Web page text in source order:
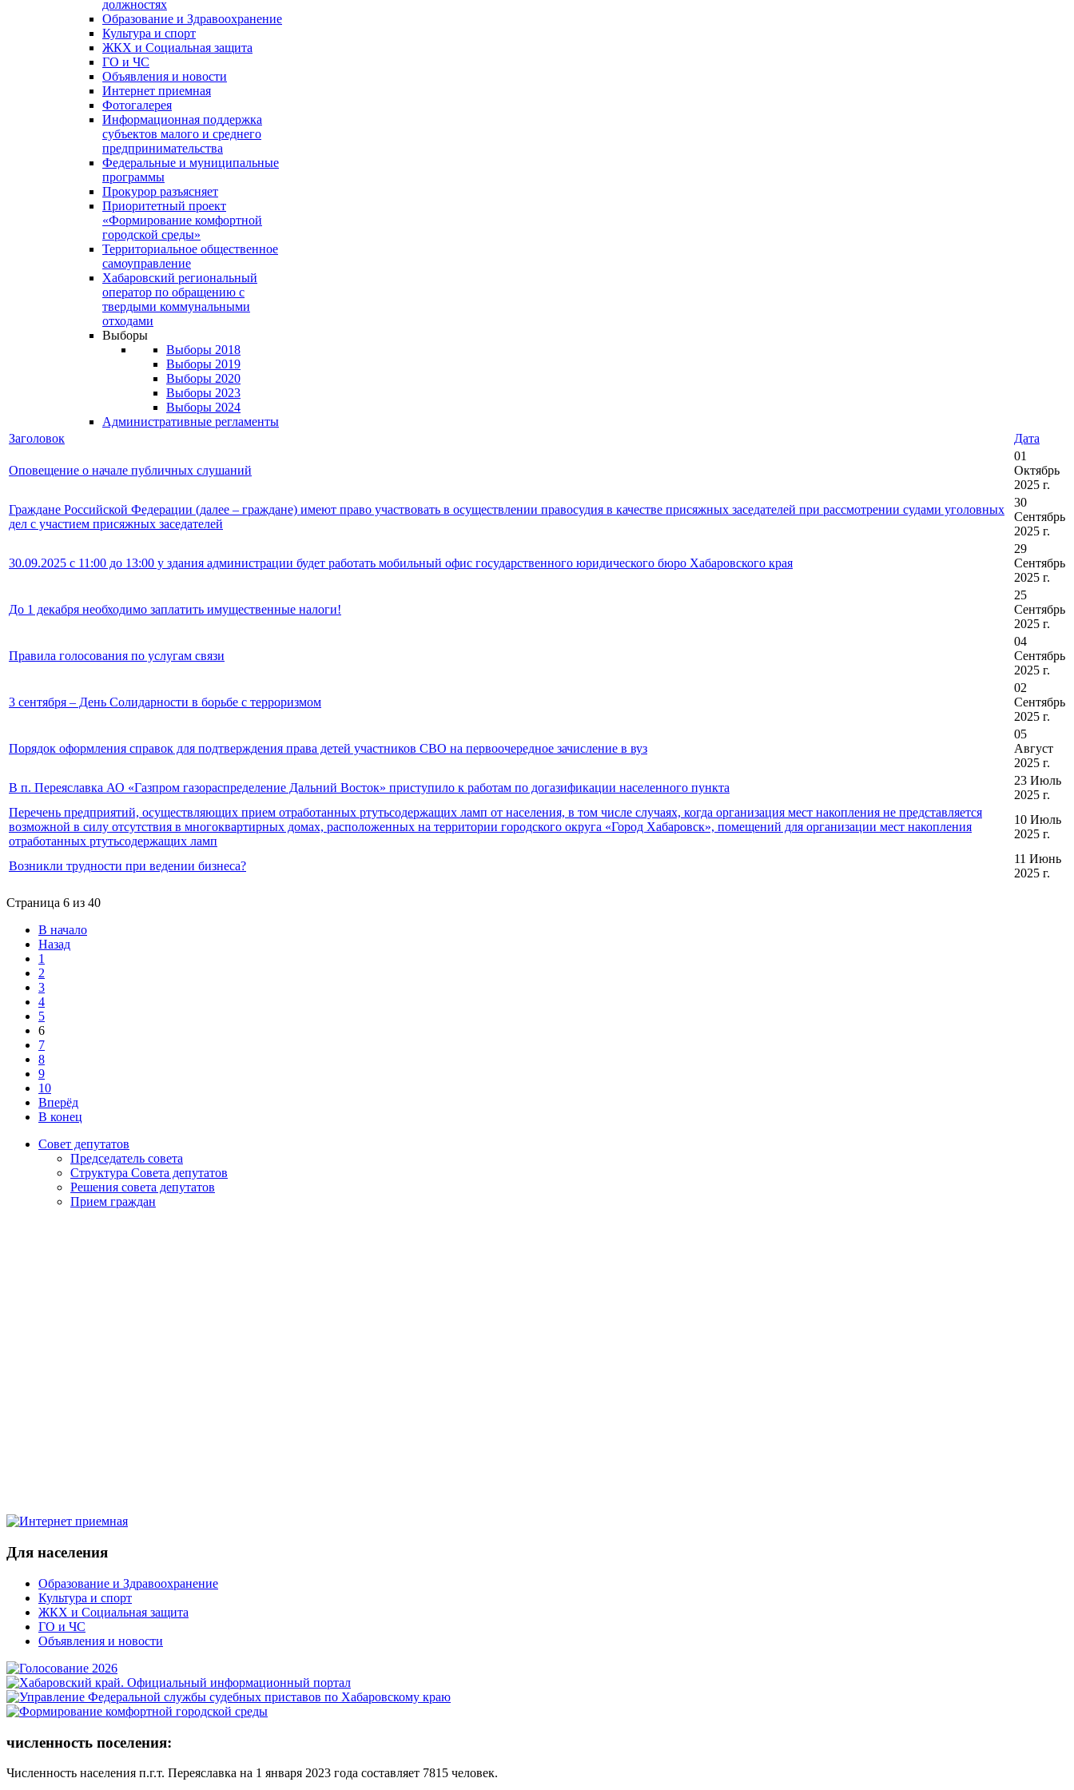
должностях
Образование и Здравоохранение
Культура и спорт
ЖКХ и Социальная защита
ГО и ЧС
Объявления и новости
Интернет приемная
Фотогалерея
Информационная поддержка
субъектов малого и среднего
предпринимательства
Федеральные и муниципальные
программы
Прокурор разъясняет
Приоритетный проект
«Формирование комфортной
городской среды»
Территориальное общественное
самоуправление
Хабаровский региональный
оператор по обращению с
твердыми коммунальными
отходами
Выборы
Выборы 2018
Выборы 2019
Выборы 2020
Выборы 2023
Выборы 2024
Административные регламенты
Заголовок Дата
Оповещение о начале публичных слушаний
01
Октябрь
2025 г.
Граждане Российской Федерации (далее – граждане) имеют право участвовать в осуществлении правосудия в качестве присяжных заседателей при рассмотрении судами уголовных
дел с участием присяжных заседателей
30
Сентябрь
2025 г.
30.09.2025 с 11:00 до 13:00 у здания администрации будет работать мобильный офис государственного юридического бюро Хабаровского края
29
Сентябрь
2025 г.
До 1 декабря необходимо заплатить имущественные налоги!
25
Сентябрь
2025 г.
Правила голосования по услугам связи
04
Сентябрь
2025 г.
3 сентября – День Солидарности в борьбе с терроризмом
02
Сентябрь
2025 г.
Порядок оформления справок для подтверждения права детей участников СВО на первоочередное зачисление в вуз
05
Август
2025 г.
В п. Переяславка АО «Газпром газораспределение Дальний Восток» приступило к работам по догазификации населенного пункта
23 Июль
2025 г.
Перечень предприятий, осуществляющих прием отработанных ртутьсодержащих ламп от населения, в том числе случаях, когда организация мест накопления не представляется
возможной в силу отсутствия в многоквартирных домах, расположенных на территории городского округа «Город Хабаровск», помещений для организации мест накопления
отработанных ртутьсодержащих ламп
10 Июль
2025 г.
Возникли трудности при ведении бизнеса?
11 Июнь
2025 г.
Страница 6 из 40
В начало
Назад
1
2
3
4
5
6
7
8
9
10
Вперёд
В конец
Совет депутатов
Председатель совета
Структура Совета депутатов
Решения совета депутатов
Прием граждан
Для населения
Образование и Здравоохранение
Культура и спорт
ЖКХ и Социальная защита
ГО и ЧС
Объявления и новости
численность поселения:
Численность населения п.г.т. Переяславка на 1 января 2023 года составляет 7815 человек.